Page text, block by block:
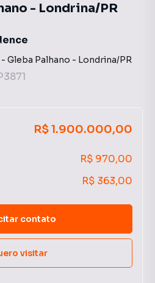
- Londrina/PR
- Gleba Palhano - Londrina/PR
R$ 1.900.000,00
R$ 970,00
R$ 363,00
contato
visitar